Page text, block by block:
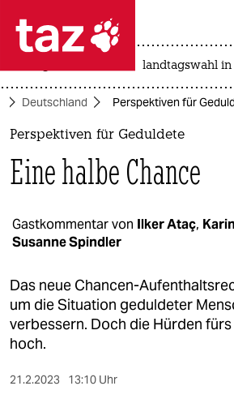
 taz zahl ich
taz zahl ich
themen
politik
öko
kultur
sport
landtagswahl in
Deutschland Perspektiven für
Perspektiven für Geduldete
Eine halbe Chance
Gastkommentar von Ilker Ataç,
Susanne Spindler
Das neue Chancen-
um die Situation geduldeter
verbessern. Doch die Hürden
hoch.
21.2.2023 13:10 Uhr